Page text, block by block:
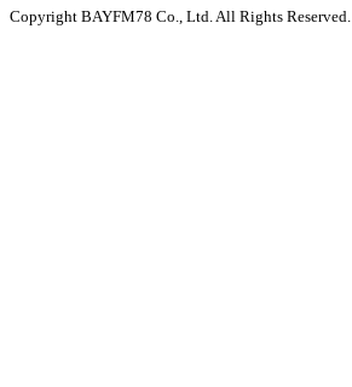
Copyright BAYFM78 Co., Ltd. All Rights Reserved.